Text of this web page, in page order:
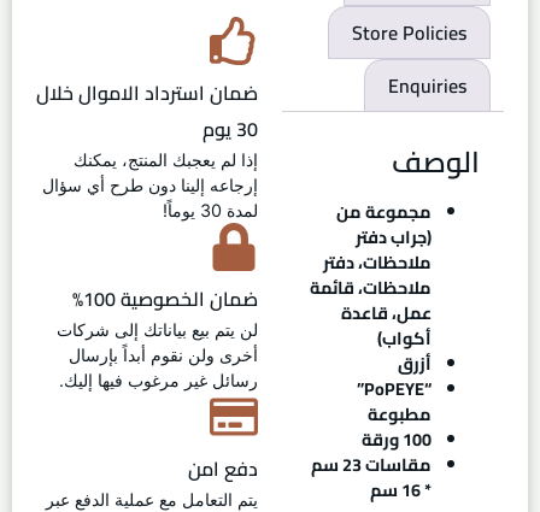
Store Policies
Enquiries
الوصف
مجموعة من
(جراب دفتر
ملاحظات، دفتر
ملاحظات، قائمة
عمل، قاعدة
أكواب)
أزرق
“PoPEYE”
مطبوعة
100 ورقة
مقاسات 23 سم
* 16 سم
ضمان استرداد الاموال خلال
30 يوم
إذا لم يعجبك المنتج، يمكنك
إرجاعه إلينا دون طرح أي سؤال
لمدة 30 يوماً!
ضمان الخصوصية 100%
لن يتم بيع بياناتك إلى شركات
أخرى ولن نقوم أبداً بإرسال
رسائل غير مرغوب فيها إليك.
دفع امن
يتم التعامل مع عملية الدفع عبر